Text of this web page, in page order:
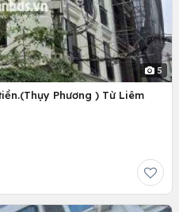
5
Phương ) Từ Liêm